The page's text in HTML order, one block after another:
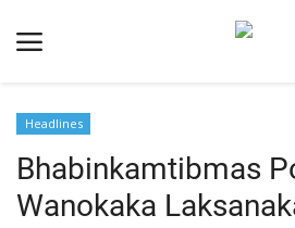
Redaksi
Headlines
Bhabinkamtibmas
Wanokaka